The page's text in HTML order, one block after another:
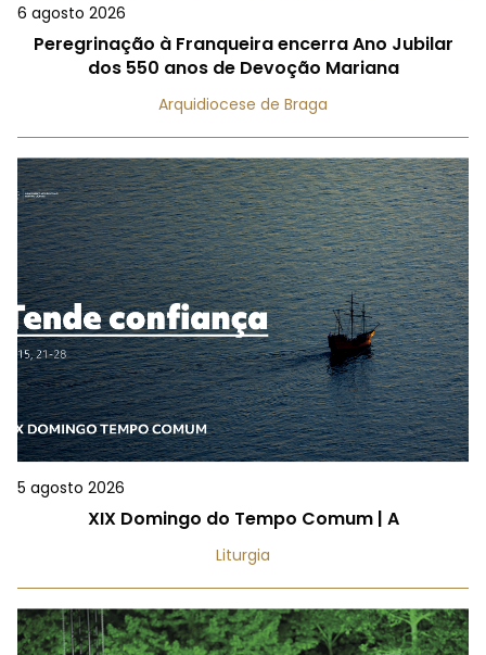
6 agosto 2026
Peregrinação à Franqueira encerra Ano Jubilar
dos 550 anos de Devoção Mariana
Arquidiocese de Braga
5 agosto 2026
XIX Domingo do Tempo Comum | A
Liturgia